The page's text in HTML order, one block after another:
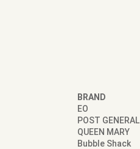
BRAND
EO
POST GENERAL
QUEEN MARY
Bubble Shack